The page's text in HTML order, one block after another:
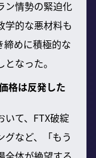
ン情勢の緊迫化
学的な悪材料も
締めに積極的な
なった。
格は反発した
いて、FTX破綻
など、「もう